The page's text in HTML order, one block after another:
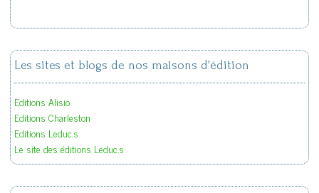
Les sites et blogs de nos maisons d'édition
Editions Alisio
Editions Charleston
Editions Leduc.s
Le site des éditions Leduc.s